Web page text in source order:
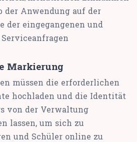
der Anwendung auf der
der eingegangenen und
Markierung
müssen die erforderlichen
hochladen und die Identität
von der Verwaltung
lassen, um sich zu
und Schüler online zu